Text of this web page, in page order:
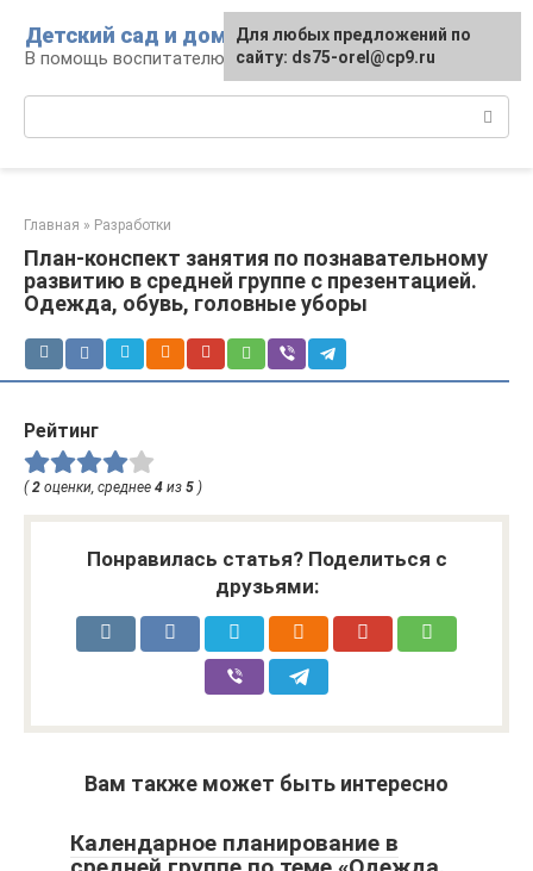
контенту
Детский сад и дом
В помощь воспитателю и родителям
Главная » Разработки
План-конспект занятия по познавательному
развитию в средней группе с презентацией.
Одежда, обувь, головные уборы
Рейтинг
(2 оценки, среднее 4 из 5 )
Понравилась статья? Поделиться с
друзьями:
Вам также может быть интересно
Календарное планирование в
Для любых предложений по
сайту: ds75-orel@cp9.ru